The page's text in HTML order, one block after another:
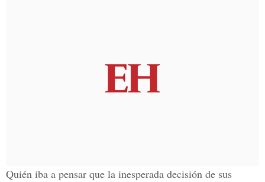
Quién iba a pensar que la inesperada decisión de sus